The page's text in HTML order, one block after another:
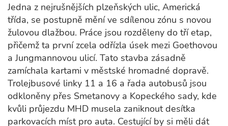
Jedna z nejrušnějších plzeňských ulic, Americká
třída, se postupně mění ve sdílenou zónu s novou
žulovou dlažbou. Práce jsou rozděleny do tří etap,
přičemž ta první zcela odřízla úsek mezi Goethovou
a Jungmannovou ulicí. Tato stavba zásadně
zamíchala kartami v městské hromadné dopravě.
Trolejbusové linky 11 a 16 a řada autobusů jsou
odkloněny přes Smetanovy a Kopeckého sady, kde
kvůli průjezdu MHD musela zaniknout desítka
parkovacích míst pro auta. Cestující by si měli dát